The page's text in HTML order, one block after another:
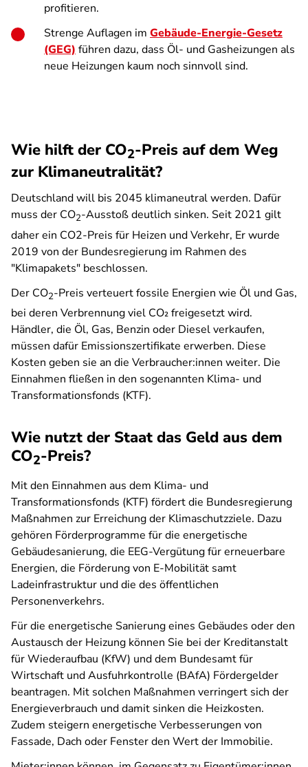
profitieren.
Strenge Auflagen im Gebäude-Energie-Gesetz
(GEG) führen dazu, dass Öl- und Gasheizungen als
neue Heizungen kaum noch sinnvoll sind.
Wie hilft der CO2-Preis auf dem Weg
zur Klimaneutralität?
Deutschland will bis 2045 klimaneutral werden. Dafür
muss der CO2-Ausstoß deutlich sinken. Seit 2021 gilt
daher ein CO2-Preis für Heizen und Verkehr, Er wurde
2019 von der Bundesregierung im Rahmen des
"Klimapakets" beschlossen.
Der CO2-Preis verteuert fossile Energien wie Öl und Gas,
bei deren Verbrennung viel CO₂ freigesetzt wird.
Händler, die Öl, Gas, Benzin oder Diesel verkaufen,
müssen dafür Emissionszertifikate erwerben. Diese
Kosten geben sie an die Verbraucher:innen weiter. Die
Einnahmen fließen in den sogenannten Klima- und
Transformationsfonds (KTF).
Wie nutzt der Staat das Geld aus dem
CO2-Preis?
Mit den Einnahmen aus dem Klima- und
Transformationsfonds (KTF) fördert die Bundesregierung
Maßnahmen zur Erreichung der Klimaschutzziele. Dazu
gehören Förderprogramme für die energetische
Gebäudesanierung, die EEG-Vergütung für erneuerbare
Energien, die Förderung von E-Mobilität samt
Ladeinfrastruktur und die des öffentlichen
Personenverkehrs.
Für die energetische Sanierung eines Gebäudes oder den
Austausch der Heizung können Sie bei der Kreditanstalt
für Wiederaufbau (KfW) und dem Bundesamt für
Wirtschaft und Ausfuhrkontrolle (BAfA) Fördergelder
beantragen. Mit solchen Maßnahmen verringert sich der
Energieverbrauch und damit sinken die Heizkosten.
Zudem steigern energetische Verbesserungen von
Fassade, Dach oder Fenster den Wert der Immobilie.